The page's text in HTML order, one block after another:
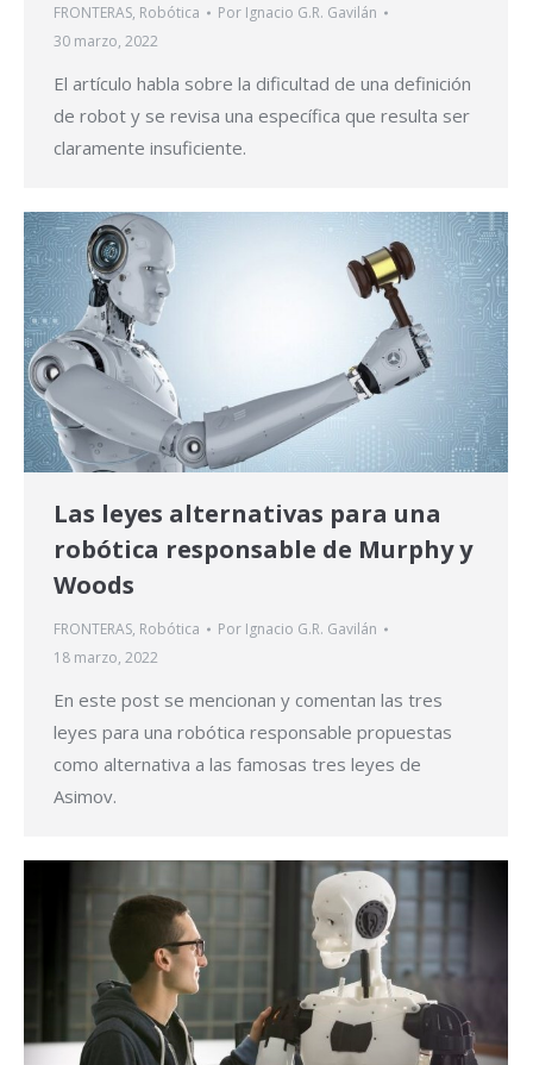
FRONTERAS, Robótica Por Ignacio G.R. Gavilán
30 marzo, 2022
El artículo habla sobre la dificultad de una definición
de robot y se revisa una específica que resulta ser
claramente insuficiente.
Las leyes alternativas para una
robótica responsable de Murphy y
Woods
FRONTERAS, Robótica Por Ignacio G.R. Gavilán
18 marzo, 2022
En este post se mencionan y comentan las tres
leyes para una robótica responsable propuestas
como alternativa a las famosas tres leyes de
Asimov.